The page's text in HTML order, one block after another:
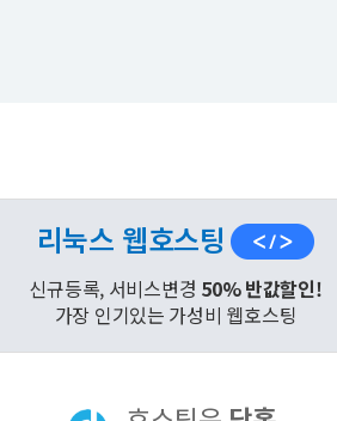
리눅스 웹호스팅
신규등록, 서비스변경 50% 반값할인!
가장 인기있는 가성비 웹호스팅